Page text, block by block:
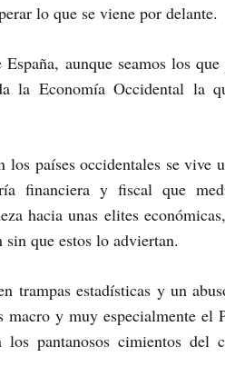
lo que se viene por delante.
aunque seamos los
la Economía Occidental la
los países occidentales se vive
financiera y fiscal que
hacia unas elites
que estos lo adviertan.
trampas estadísticas y un
y muy especialmente el
los pantanosos cimientos